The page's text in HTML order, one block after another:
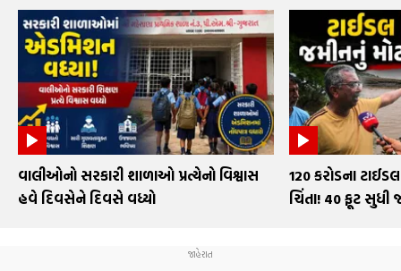
વાલીઓનો સરકારી શાળાઓ પ્રત્યેનો વિશ્વાસ
હવે દિવસેને દિવસે વધ્યો
₹120 કરોડના
ચિંતા! 40 ફૂટ સુધી